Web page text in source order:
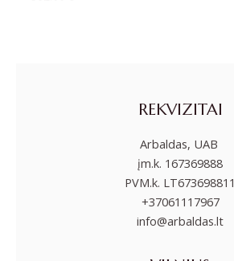
REKVIZITAI
Arbaldas, UAB
įm.k. 167369888
PVM.k. LT673698811
+37061117967
info@arbaldas.lt